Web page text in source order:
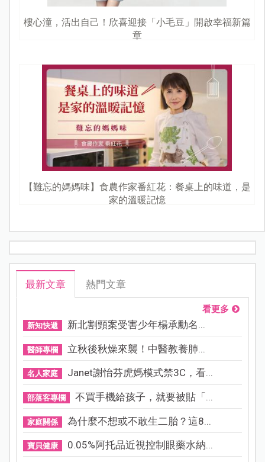
樓心潼，活出自己！欣喜迎接「小毛豆」開啟幸福新篇
章
【難忘的媽媽味】食農作家番紅花：餐桌上的味道，是
家的溫暖記憶
最新文章 熱門文章
看更多
新知快遞 新北割頸案受害少年楊承勳名...
醫師專欄 立秋後秋燥來襲！中醫教養肺...
名人家庭 Janet謝怡芬虎媽模式禁3C，看...
部落客專欄 不買手機給孩子，就要被貼「...
家庭關係 為什麼不想或不敢生二胎？這8...
寶貝健康 0.05%阿托品近視控制眼藥水納...